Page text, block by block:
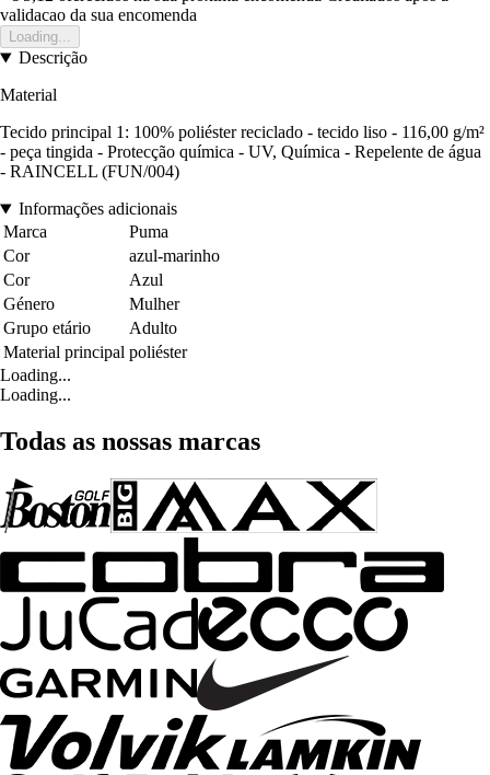
validacao da sua encomenda
Loading...
Descrição
Material
Tecido principal 1: 100% poliéster reciclado - tecido liso - 116,00 g/m²
- peça tingida - Protecção química - UV, Química - Repelente de água
- RAINCELL (FUN/004)
Informações adicionais
Marca
Puma
Cor
azul-marinho
Cor
Azul
Género
Mulher
Grupo etário
Adulto
Material principal poliéster
Loading...
Loading...
Todas as nossas marcas